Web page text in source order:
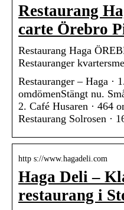
Restaurang
carte Örebro
Restaurang Haga
Restauranger
Restauranger – Haga ·
omdömenStängt nu.
2. Café Husaren · 464
Restaurang Solrosen ·
http s://www.hagadeli.com
Haga Deli –
restaurang i